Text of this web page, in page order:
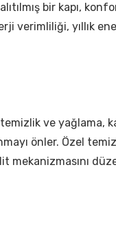
bir kapı,
verimliliği, yıllık
ve yağlama,
önler. Özel
mekanizmasını